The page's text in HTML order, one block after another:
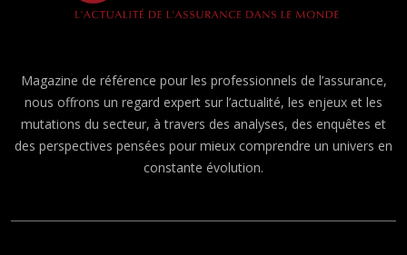
Magazine de référence pour les professionnels de l’assurance,
nous offrons un regard expert sur l’actualité, les enjeux et les
mutations du secteur, à travers des analyses, des enquêtes et
des perspectives pensées pour mieux comprendre un univers en
constante évolution.